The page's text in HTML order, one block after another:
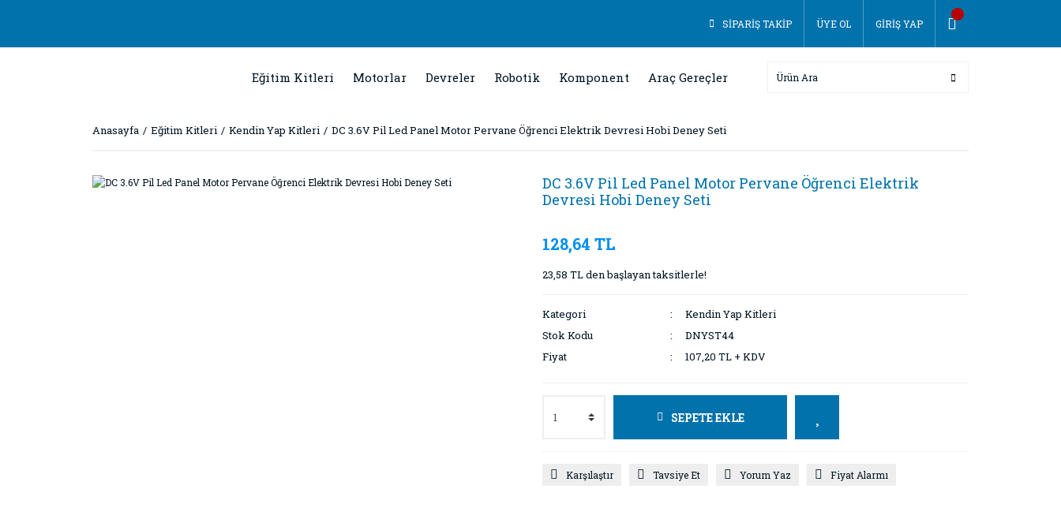
SİPARİŞ TAKİP ÜYE OL GİRİŞ YAP
Eğitim Kitleri Motorlar Devreler Robotik Komponent Araç Gereçler
Anasayfa Eğitim Kitleri Kendin Yap Kitleri DC 3.6V Pil Led Panel Motor Pervane Öğrenci Elektrik Devresi Hobi Deney Seti
DC 3.6V Pil Led Panel Motor Pervane Öğrenci Elektrik
Devresi Hobi Deney Seti
128,64 TL
23,58 TL den başlayan taksitlerle!
Kategori
Kendin Yap Kitleri
Stok Kodu
DNYST44
Fiyat
107,20 TL + KDV
SEPETE EKLE
Karşılaştır Tavsiye Et Yorum Yaz Fiyat Alarmı